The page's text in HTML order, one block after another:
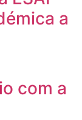
a
com a